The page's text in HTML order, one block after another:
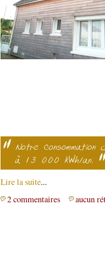
Lire la suite...
2 commentaires
aucun